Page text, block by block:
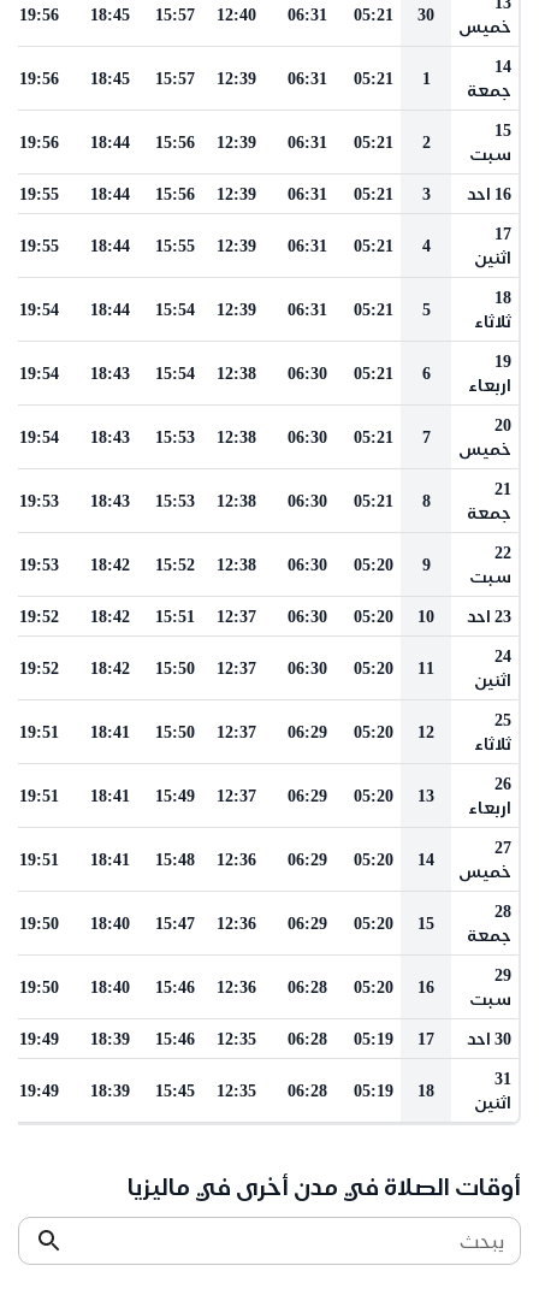
خميس
30
05:21
06:31
12:40
15:57
18:45
19:56
14
جمعة
1
05:21
06:31
12:39
15:57
18:45
19:56
15
سبت
2
05:21
06:31
12:39
15:56
18:44
19:56
16 احد 3
05:21
06:31
12:39
15:56
18:44
19:55
17
اثنين
4
05:21
06:31
12:39
15:55
18:44
19:55
18
ثلاثاء
5
05:21
06:31
12:39
15:54
18:44
19:54
19
اربعاء
6
05:21
06:30
12:38
15:54
18:43
19:54
20
خميس
7
05:21
06:30
12:38
15:53
18:43
19:54
21
جمعة
8
05:21
06:30
12:38
15:53
18:43
19:53
22
سبت
9
05:20
06:30
12:38
15:52
18:42
19:53
23 احد 10
05:20
06:30
12:37
15:51
18:42
19:52
24
اثنين
11
05:20
06:30
12:37
15:50
18:42
19:52
25
ثلاثاء
12
05:20
06:29
12:37
15:50
18:41
19:51
26
اربعاء
13
05:20
06:29
12:37
15:49
18:41
19:51
27
خميس
14
05:20
06:29
12:36
15:48
18:41
19:51
28
جمعة
15
05:20
06:29
12:36
15:47
18:40
19:50
29
سبت
16
05:20
06:28
12:36
15:46
18:40
19:50
30 احد 17
05:19
06:28
12:35
15:46
18:39
19:49
31
اثنين
18
05:19
06:28
12:35
15:45
18:39
19:49
أوقات الصلاة في مدن أخرى في ماليزيا
يبحث